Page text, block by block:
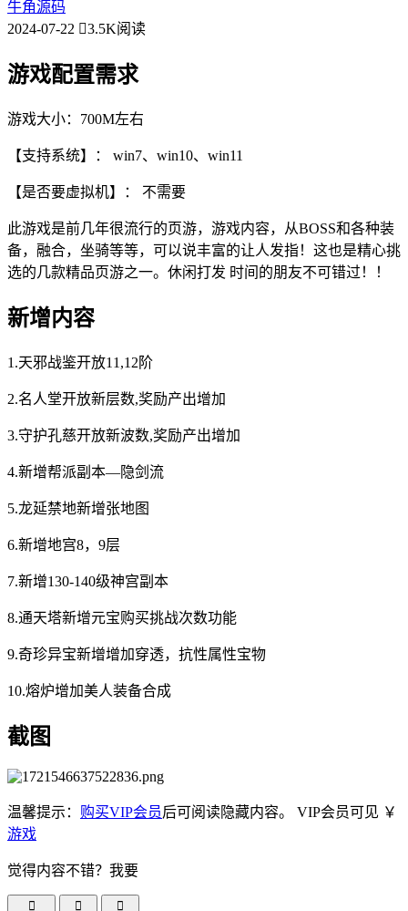
牛角源码
2024-07-22
3.5K阅读
游戏配置需求
游戏大小：700M左右
【支持系统】： win7、win10、win11
【是否要虚拟机】： 不需要
此游戏是前几年很流行的页游，游戏内容，从BOSS和各种装
备，融合，坐骑等等，可以说丰富的让人发指！这也是精心挑
选的几款精品页游之一。休闲打发 时间的朋友不可错过！！
新增内容
1.天邪战鉴开放11,12阶
2.名人堂开放新层数,奖励产出增加
3.守护孔慈开放新波数,奖励产出增加
4.新增帮派副本—隐剑流
5.龙延禁地新增张地图
6.新增地宫8，9层
7.新增130-140级神宫副本
8.通天塔新增元宝购买挑战次数功能
9.奇珍异宝新增增加穿透，抗性属性宝物
10.熔炉增加美人装备合成
截图
温馨提示： 购买VIP会员后可阅读隐藏内容。 VIP会员可见 ￥
游戏
觉得内容不错？我要